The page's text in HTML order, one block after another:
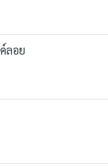
ลอย